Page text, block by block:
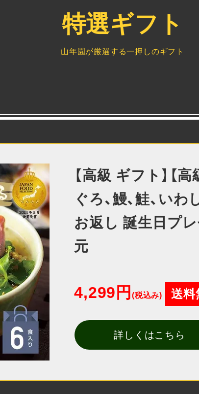
特選ギフト
山年園が厳選する一押しのギフト
【高級 ギフト】【
ぐろ、鰻、鮭、い
お返し 誕生日プ
元
4,299円 (税込み) 送料
詳しくはこちら